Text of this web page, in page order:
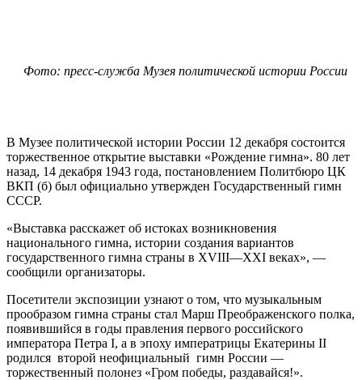
Фото: пресс-служба Музея политической истории России
В Музее политической истории России 12 декабря состоится
торжественное открытие выставки «Рождение гимна». 80 лет
назад, 14 декабря 1943 года, постановлением Политбюро ЦК
ВКП (б) был официально утвержден Государственный гимн
СССР.
«Выставка расскажет об истоках возникновения
национального гимна, истории создания вариантов
государственного гимна страны в XVIII—XXI веках», —
сообщили организаторы.
Посетители экспозиции узнают о том, что музыкальным
прообразом гимна страны стал Марш Преображенского полка,
появившийся в годы правления первого российского
императора Петра I, а в эпоху императрицы Екатерины II
родился второй неофициальный гимн России —
торжественный полонез «Гром победы, раздавайся!».